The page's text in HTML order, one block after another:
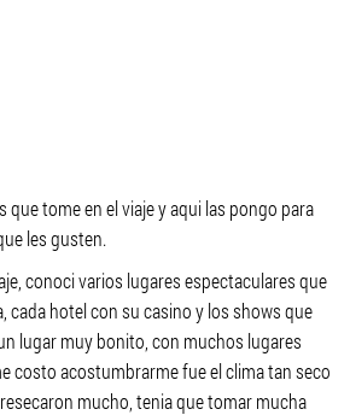
tome en el viaje y aqui las pongo para
les gusten.
conoci varios lugares espectaculares que
cada hotel con su casino y los shows que
lugar muy bonito, con muchos lugares
costo acostumbrarme fue el clima tan seco
mucho, tenia que tomar mucha
IR A
VISITA EL SITIO WEB